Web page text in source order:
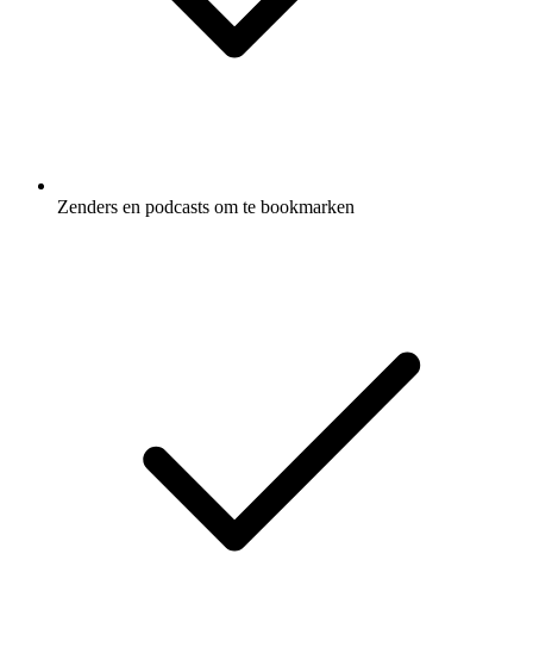
Zenders en podcasts om te bookmarken